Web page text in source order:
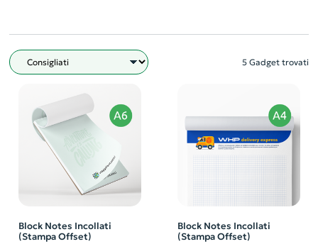
Filtro 5 Gadget trovati
Block Notes Incollati
(Stampa Offset)
Block Notes Incollati
(Stampa Offset)